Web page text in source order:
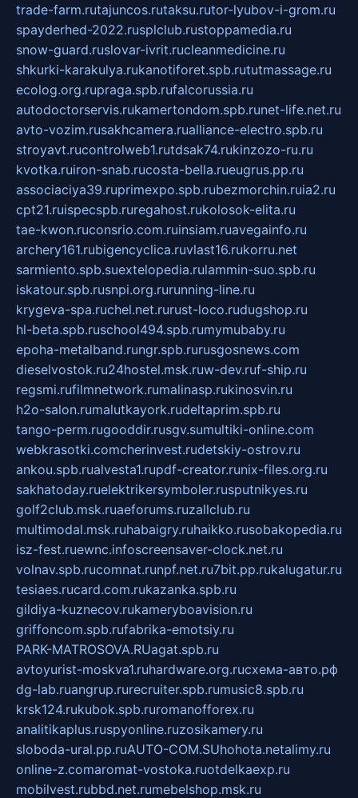
trade-farm.rutajuncos.rutaksu.rutor-lyubov-i-grom.ru
spayderhed-2022.rusplclub.rustoppamedia.ru
snow-guard.ruslovar-ivrit.rucleanmedicine.ru
shkurki-karakulya.rukanotiforet.spb.rututmassage.ru
ecolog.org.rupraga.spb.rufalcorussia.ru
autodoctorservis.rukamertondom.spb.runet-life.net.ru
avto-vozim.rusakhcamera.rualliance-electro.spb.ru
stroyavt.rucontrolweb1.rutdsak74.rukinzozo-ru.ru
kvotka.ruiron-snab.rucosta-bella.rueugrus.pp.ru
associaciya39.ruprimexpo.spb.rubezmorchin.ruia2.ru
cpt21.ruispecspb.ruregahost.rukolosok-elita.ru
tae-kwon.ruconsrio.com.ruinsiam.ruavegainfo.ru
archery161.rubigencyclica.ruvlast16.rukorru.net
sarmiento.spb.suextelopedia.rulammin-suo.spb.ru
iskatour.spb.rusnpi.org.rurunning-line.ru
krygeva-spa.ruchel.net.rurust-loco.rudugshop.ru
hl-beta.spb.ruschool494.spb.rumymubaby.ru
epoha-metalband.rungr.spb.rurusgosnews.com
dieselvostok.ru24hostel.msk.ruw-dev.ruf-ship.ru
regsmi.rufilmnetwork.rumalinasp.rukinosvin.ru
h2o-salon.rumalutkayork.rudeltaprim.spb.ru
tango-perm.rugooddir.rusgv.sumultiki-online.com
webkrasotki.comcherinvest.rudetskiy-ostrov.ru
ankou.spb.rualvesta1.rupdf-creator.runix-files.org.ru
sakhatoday.ruelektrikersymboler.rusputnikyes.ru
golf2club.msk.ruaeforums.ruzallclub.ru
multimodal.msk.ruhabaigry.ruhaikko.rusobakopedia.ru
isz-fest.ruewnc.infoscreensaver-clock.net.ru
volnav.spb.rucomnat.runpf.net.ru7bit.pp.rukalugatur.ru
tesiaes.rucard.com.rukazanka.spb.ru
gildiya-kuznecov.rukameryboavision.ru
griffoncom.spb.rufabrika-emotsiy.ru
PARK-MATROSOVA.RUagat.spb.ru
avtoyurist-moskva1.ruhardware.org.ruсхема-авто.рф
dg-lab.ruangrup.rurecruiter.spb.rumusic8.spb.ru
krsk124.rukubok.spb.ruromanofforex.ru
analitikaplus.ruspyonline.ruzosikamery.ru
sloboda-ural.pp.ruAUTO-COM.SUhohota.netalimy.ru
online-z.comaromat-vostoka.ruotdelkaexp.ru
mobilvest.rubbd.net.rumebelshop.msk.ru